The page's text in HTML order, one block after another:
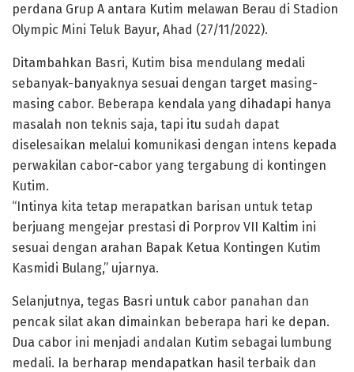
perdana Grup A antara Kutim melawan Berau di Stadion
Olympic Mini Teluk Bayur, Ahad (27/11/2022).
Ditambahkan Basri, Kutim bisa mendulang medali
sebanyak-banyaknya sesuai dengan target masing-
masing cabor. Beberapa kendala yang dihadapi hanya
masalah non teknis saja, tapi itu sudah dapat
diselesaikan melalui komunikasi dengan intens kepada
perwakilan cabor-cabor yang tergabung di kontingen
Kutim.
“Intinya kita tetap merapatkan barisan untuk tetap
berjuang mengejar prestasi di Porprov VII Kaltim ini
sesuai dengan arahan Bapak Ketua Kontingen Kutim
Kasmidi Bulang,” ujarnya.
Selanjutnya, tegas Basri untuk cabor panahan dan
pencak silat akan dimainkan beberapa hari ke depan.
Dua cabor ini menjadi andalan Kutim sebagai lumbung
medali. Ia berharap mendapatkan hasil terbaik dan